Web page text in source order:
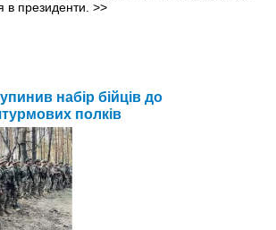
в президенти. >>
набір бійців до
полків